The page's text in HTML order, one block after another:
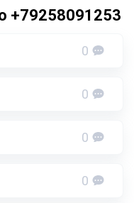
+79258091253
0
0
0
0